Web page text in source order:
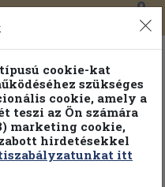
0
cookie-kat
szükséges
cookie, amely a
teszi az Ön számára
marketing cookie,
hirdetésekkel
itt